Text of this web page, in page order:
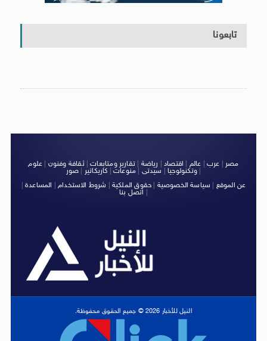
تابعونا
مصر عرب عالم اقتصاد رياضة |تقارير ومتابعات|ثقافة وفنون
علوم
وتكنولوجيا| سيدتى منوعات كاريكاتير صور
|
عن الموقع
سياسة الخصوصية حقوق الملكية شروط الاستخدام| المساعدة|
اتصل بنا
النيل للأخبار 2026 © جميع الحقوق محفوظة.